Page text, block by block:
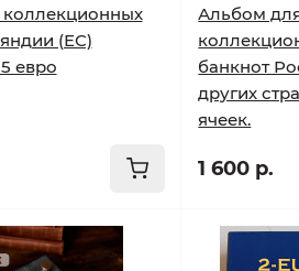
(ЕС)
евро
Альбом
банкнот
других
ячеек.
1 600 р.